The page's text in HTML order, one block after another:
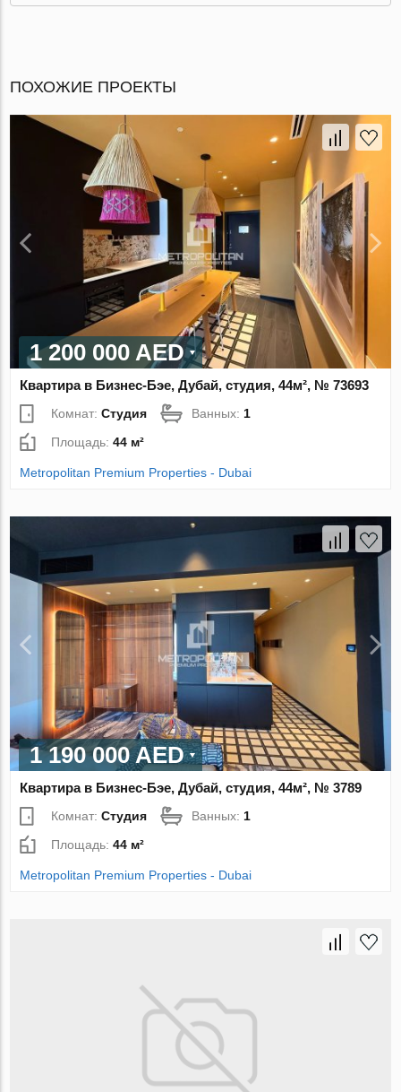
ПОХОЖИЕ ПРОЕКТЫ
1 200 000 AED
Квартира в Бизнес-Бэе, Дубай, студия, 44м², № 73693
Комнат:Студия Ванных:1
Площадь:44 м²
Metropolitan Premium Properties - Dubai
1 190 000 AED
Квартира в Бизнес-Бэе, Дубай, студия, 44м², № 3789
Комнат:Студия Ванных: 1
Площадь:44 м²
Metropolitan Premium Properties - Dubai